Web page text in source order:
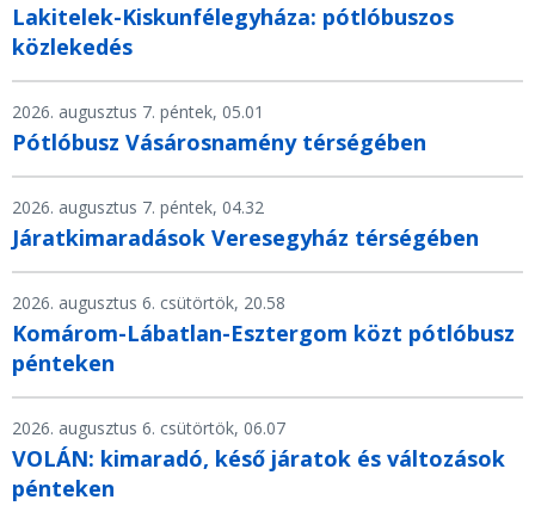
Lakitelek-Kiskunfélegyháza: pótlóbuszos
közlekedés
2026. augusztus 7. péntek, 05.01
Pótlóbusz Vásárosnamény térségében
2026. augusztus 7. péntek, 04.32
Járatkimaradások Veresegyház térségében
2026. augusztus 6. csütörtök, 20.58
Komárom-Lábatlan-Esztergom közt pótlóbusz
pénteken
2026. augusztus 6. csütörtök, 06.07
VOLÁN: kimaradó, késő járatok és változások
pénteken